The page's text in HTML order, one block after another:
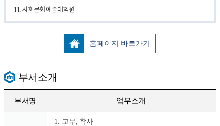
11. 사회문화예술대학원
홈페이지 바로가기
부서소개
부서명 업무소개
1. 교무, 학사